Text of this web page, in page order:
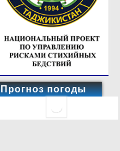
Прогноз погоды